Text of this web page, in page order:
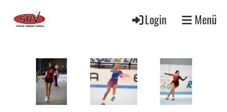
Login Menü